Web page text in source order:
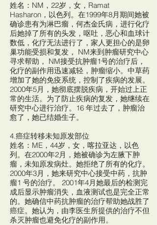
姓名：NM，22岁，女，Ramat
Hasharon，以色列。在1999年8月期间她被
确诊患有为淋巴瘤，何杰金氏病，进行化疗
后她掉了所有的头发，呕吐，恶心和血球计
数低，化疗无法进行了，家人更担心的是卵
巢功能受损和复发， NM来到肿瘤研究中心
寻求帮助， NM接受抗肿瘤1号的治疗后，
化疗的副作用迅速减轻，肿瘤缩小。中草药
增加了她的免疫系统，控制了疾病的发展。
2000年5月，她彻底摆脱疾病，开始过上正
常的生活。为了防止疾病的复发，她继续在
研究中心进行治疗。16 年过去了，肿瘤治
愈了，她已结婚生子。
4.癌症转移未知原发部位
姓名：ME，44岁，女，喀拉亚达，以色
列。在2000年2月，她被确诊为左腋下肿
瘤，未知原发病灶。她拒绝了所有的化疗。
2000年3月，她来研究中心接受中药，抗肿
瘤1 号的治疗。 2001年4月她最后的检测完
成后显示肿瘤消失，血液测试也是完全正常
的。她确信中药抗肿瘤的治疗帮助她战胜了
癌症。她认为，由李医生所提供的治疗不但
杀灭肿瘤也避免化疗的副作用。